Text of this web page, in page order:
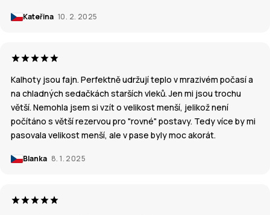
Kateřina 10. 2. 2025
Kalhoty jsou fajn. Perfektně udržují teplo v mrazivém počasí a
na chladných sedačkách starších vleků. Jen mi jsou trochu
větší. Nemohla jsem si vzít o velikost menší, jelikož není
počítáno s větší rezervou pro "rovné" postavy. Tedy více by mi
pasovala velikost menší, ale v pase byly moc akorát.
Blanka 8. 1. 2025